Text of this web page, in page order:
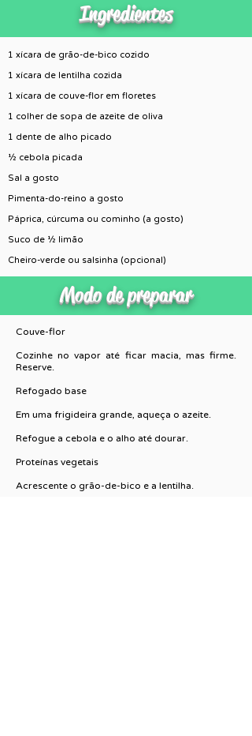
Ingredientes
1 xícara de grão-de-bico cozido
1 xícara de lentilha cozida
1 xícara de couve-flor em floretes
1 colher de sopa de azeite de oliva
1 dente de alho picado
½ cebola picada
Sal a gosto
Pimenta-do-reino a gosto
Páprica, cúrcuma ou cominho (a gosto)
Suco de ½ limão
Cheiro-verde ou salsinha (opcional)
Modo de preparar
Couve-flor
Cozinhe no vapor até ficar macia, mas firme.
Reserve.
Refogado base
Em uma frigideira grande, aqueça o azeite.
Refogue a cebola e o alho até dourar.
Proteínas vegetais
Acrescente o grão-de-bico e a lentilha.